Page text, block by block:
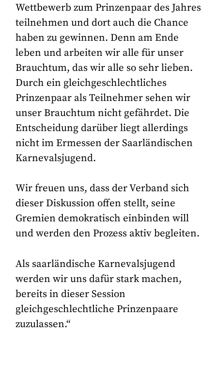
Wettbewerb zum Prinzenpaar des Jahres
teilnehmen und dort auch die Chance
haben zu gewinnen. Denn am Ende
leben und arbeiten wir alle für unser
Brauchtum, das wir alle so sehr lieben.
Durch ein gleichgeschlechtliches
Prinzenpaar als Teilnehmer sehen wir
unser Brauchtum nicht gefährdet. Die
Entscheidung darüber liegt allerdings
nicht im Ermessen der Saarländischen
Karnevalsjugend.
Wir freuen uns, dass der Verband sich
dieser Diskussion offen stellt, seine
Gremien demokratisch einbinden will
und werden den Prozess aktiv begleiten.
Als saarländische Karnevalsjugend
werden wir uns dafür stark machen,
bereits in dieser Session
gleichgeschlechtliche Prinzenpaare
zuzulassen.“